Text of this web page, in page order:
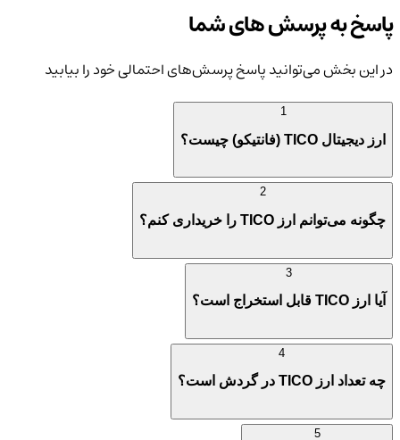
پاسخ به پرسش های شما
در این بخش می‌توانید پاسخ پرسش‌های احتمالی خود را بیابید
ارز دیجیتال TICO (فانتیکو) چیست؟
چگونه می‌توانم ارز TICO را خریداری کنم؟
آیا ارز TICO قابل استخراج است؟
چه تعداد ارز TICO در گردش است؟